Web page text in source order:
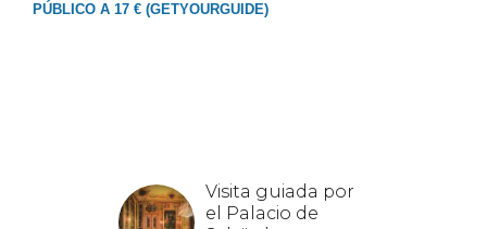
PÚBLICO A 17 € (GETYOURGUIDE)